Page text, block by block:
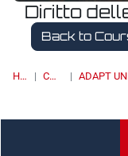
Diritto
Back to
HOME COURSES